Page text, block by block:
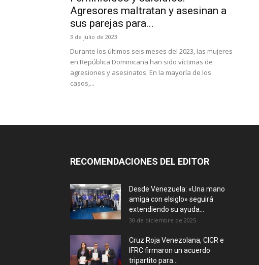
Agresores maltratan y asesinan a
sus parejas para...
3 de julio de 2023
Durante los últimos seis meses del 2023, las mujeres
en República Dominicana han sido víctimas de
agresiones y asesinatos. En la mayoría de los
casos,...
RECOMENDACIONES DEL EDITOR
Desde Venezuela: «Una mano
amiga con elsiglo» seguirá
extendiendo su ayuda...
30 de diciembre de 2025
Cruz Roja Venezolana, CICR e
IFRC firmaron un acuerdo
tripartito para...